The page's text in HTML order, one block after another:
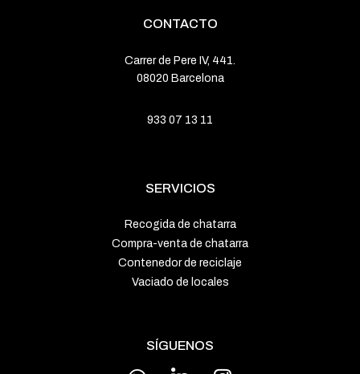
CONTACTO
Carrer de Pere IV, 441.
08020 Barcelona
933 07 13 11
SERVICIOS
Recogida de chatarra
Compra-venta de chatarra
Contenedor de reciclaje
Vaciado de locales
SÍGUENOS